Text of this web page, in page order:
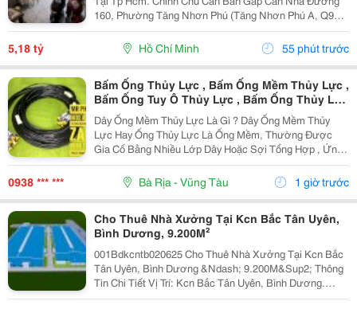
160, Phường Tăng Nhơn Phú (Tăng Nhơn Phú A, Q9
Cũ). Vị Trí Nhà Nằm Trong Khu Dân Cư Ổn Định, Giao
Thông Thuận Tiện Chỉ Vài Bước Là Ra Lã Xuân Oai,
5,18 tỷ Hồ Chí Minh 55 phút trước
Bấm Ống Thủy Lực , Bấm Ống Mềm Thủy Lực ,
Bấm Ống Tuy Ô Thủy Lực , Bấm Ống Thủy Lực
Bọc Lưới , Bấm Ống Thủy Lực Koman , Bấm
Ống Thủy Lực Italy , Bấm Ống Thủy Lực 1Sn ,
Bấm Ống Thủy Lực 2Sn , Bấm Ống Thủy Lực
4Sn
Dây Ống Mềm Thủy Lực Là Gì ? Dây Ống Mềm Thủy
Lực Hay Ống Thủy Lực Là Ống Mềm, Thường Được
Gia Cố Bằng Nhiều Lớp Dây Hoặc Sợi Tổng Hợp , Ứng
Dụng Để Vận Chuyển Chất Lỏng Thủy Lực Trong Hệ
Thống Thủy Lực. Những Ống Này Rất Cần Thiết Để
Truyền Lực...
0938 *** *** Bà Rịa - Vũng Tàu 1 giờ trước
Cho Thuê Nhà Xưởng Tại Kcn Bắc Tân Uyên,
Bình Dương, 9.200M²
001Bdkcntb020625 Cho Thuê Nhà Xưởng Tại Kcn Bắc
Tân Uyên, Bình Dương &Ndash; 9.200M&Sup2; Thông
Tin Chi Tiết Vị Trí: Kcn Bắc Tân Uyên, Bình Dương.
Tổng Diện Tích Khuôn Viên: 15.000M&Sup2; Diện Tích